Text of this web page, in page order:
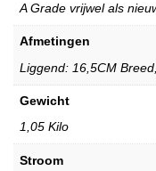
A Grade vrijwel als
Afmetingen
Liggend: 16,5CM
Gewicht
1,05 Kilo
Stroom